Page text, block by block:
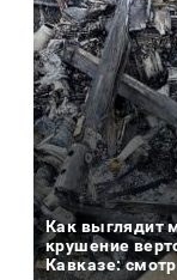
Как выглядит
крушение
Кавказе: